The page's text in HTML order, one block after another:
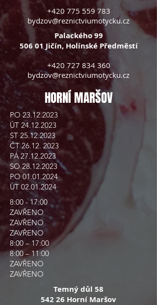
+420 775 559 783
bydzov@reznictviumotycku.cz
Palackého 99
506 01 Jičín, Holínské Předměstí
+420 727 834 360
bydzov@reznictviumotycku.cz
HORNÍ MARŠOV
PO 23.12.2023
ÚT 24.12.2023
ST 25.12.2023
ČT26.12. 2023
PÁ27.12.2023
SO28.12.2023
PO01.01.2024
ÚT 02.01.2024
8:00 - 17:00
ZAVŘENO
ZAVŘENO
ZAVŘENO
8:00 – 17:00
8:00 – 11:00
ZAVŘENO
ZAVŘENO
Temný důl 58
542 26 Horní Maršov